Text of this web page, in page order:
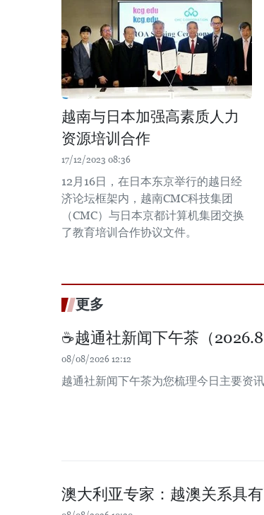
越南与日本加强高素质人力
资源培训合作
17/12/2023 08:36
12月16日，在日本东京举行的越日经
济论坛框架内，越南CMC科技集团
（CMC）与日本京都计算机集团交换
了教育培训合作协议文件。
更多
☕️越通社新闻下午茶（
08/08/2026 12:12
越通社新闻下午茶为您梳理今日主要资
澳大利亚专家：越澳关系具